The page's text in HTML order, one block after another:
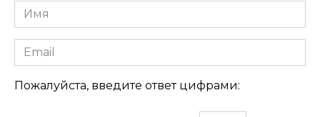
Имя
Email
Пожалуйста, введите ответ цифрами: